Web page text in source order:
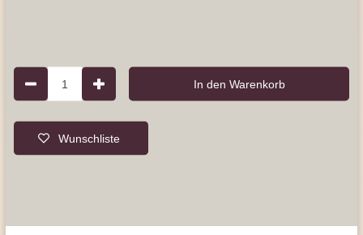
1 In den Warenkorb
Wunschliste